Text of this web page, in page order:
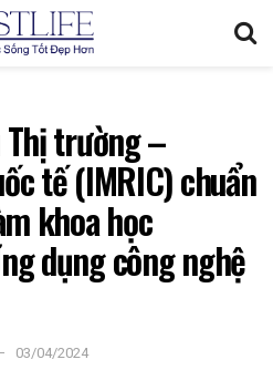
trường –
tế (IMRIC) chuẩn
khoa học
dụng công nghệ
03/04/2024